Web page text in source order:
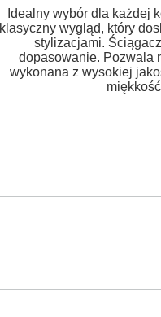
Idealny wybór dla każdej
klasyczny wygląd, który
stylizacjami.
dopasowanie. Pozwala
wykonana z wysokiej